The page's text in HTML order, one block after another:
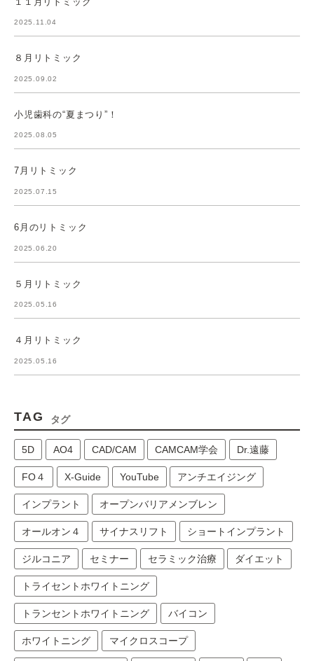
2025.11.04
８月リトミック
2025.09.02
小児歯科の“夏まつり”！
2025.08.05
7月リトミック
2025.07.15
6月のリトミック
2025.06.20
５月リトミック
2025.05.16
４月リトミック
2025.05.16
TAG タグ
5D AO4 CAD/CAM CAMCAM学会 Dr.遠藤
FO４ X-Guide YouTube アンチエイジング
インプラント オープンバリアメンブレン
オールオン４ サイナスリフト ショートインプラント
ジルコニア セミナー セラミック治療 ダイエット
トライセントホワイトニング
トランセントホワイトニング バイコン
ホワイトニング マイクロスコープ